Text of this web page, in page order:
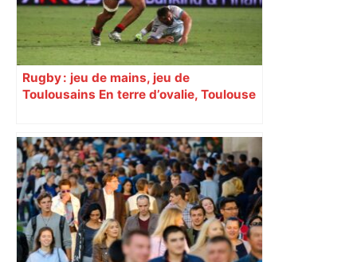
Rugby : jeu de mains, jeu de
Toulousains En terre d’ovalie, Toulouse
revendiquant surtout son art du jeu en
mouvement, vif et spectaculaire.
Décryptage. Série (4 / 10)